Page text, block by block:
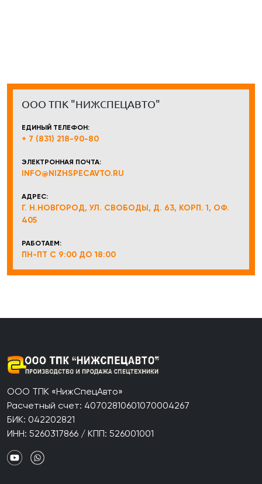
ООО ТПК "НИЖСПЕЦАВТО"
ЕДИНЫЙ ТЕЛЕФОН:
+ 7 (831) 218-90-80
ЭЛЕКТРОННАЯ ПОЧТА:
INFO@NIZHSPECAVTO.RU
АДРЕС:
Г. Н.НОВГОРОД, УЛ. СВОБОДЫ, Д. 63, КОРП. 1, ОФ.
405
РАБОТАЕМ:
ПН-ПТ С 9:00 ДО 18:00
ООО ТПК «НижСпецАвто»
Расчетный счет: 40702810601070004267
БИК: 042202821
ИНН: 5260317866 / КПП: 526001001